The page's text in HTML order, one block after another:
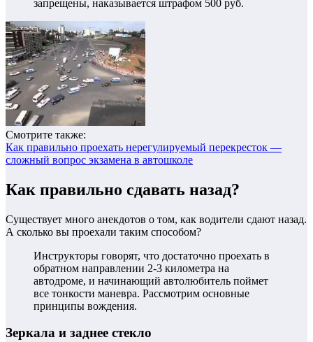
запрещены, наказывается штрафом 500 руб.
Смотрите также:
Как правильно проехать нерегулируемый перекресток —
сложный вопрос экзамена в автошколе
Как правильно сдавать назад?
Существует много анекдотов о том, как водители сдают назад.
А сколько вы проехали таким способом?
Инструкторы говорят, что достаточно проехать в
обратном направлении 2-3 километра на
автодроме, и начинающий автолюбитель поймет
все тонкости маневра. Рассмотрим основные
принципы вождения.
Зеркала и заднее стекло